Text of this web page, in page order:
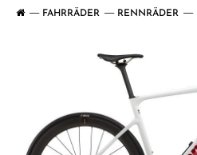
FAHRRÄDER RENNRÄDER